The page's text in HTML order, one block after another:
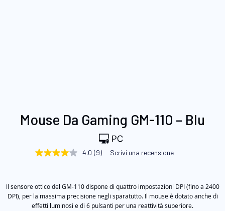
all'inizio
galleria
Mouse Da Gaming GM-110 – Blu
4.0
,
valore
di
4.0 (9) Scrivi una recensione
Il sensore ottico del GM-110 dispone di quattro impostazioni DPI (fino a 2400
DPI), per la massima precisione negli sparatutto. Il mouse è dotato anche di
effetti luminosi e di 6 pulsanti per una reattività superiore.